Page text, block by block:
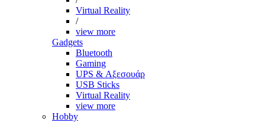
Virtual Reality
/
view more
Gadgets
Bluetooth
Gaming
UPS & Αξεσουάρ
USB Sticks
Virtual Reality
view more
Hobby